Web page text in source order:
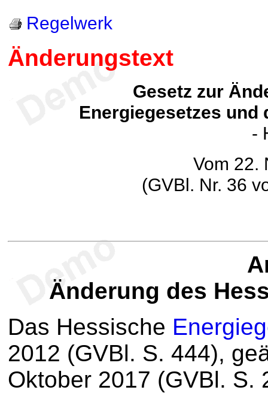
Regelwerk
Änderungstext
Gesetz zur
Energiegesetzes
-
Vom 22.
(GVBl. Nr. 36
Änderung des
Das Hessische
2012 (GVBl. S. 444),
Oktober 2017 (GVBl. S.